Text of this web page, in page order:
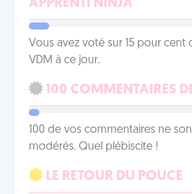
APPRENTI NINJA
Vous avez voté sur 15 pour cent
VDM à ce jour.
100 COMMENTAIRES
100 de vos commentaires ne
modérés. Quel plébiscite !
LE RETOUR DU POUCE